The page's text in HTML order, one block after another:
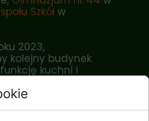
Szkół w
2023,
kolejny budynek
kuchni i
fantazja. Zamiast
stołówki